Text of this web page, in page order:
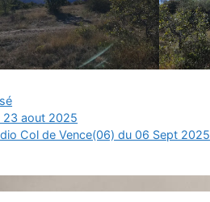
23 aout 2025
Col de Vence(06) du 06 Sept 2025